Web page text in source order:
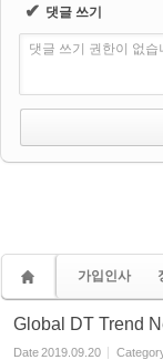
✔ 댓글 쓰기
댓글 쓰기 권한이 없
가입인사
Global DT Trend
Date2019.09.20